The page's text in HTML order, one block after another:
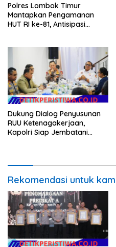
Polres Lombok Timur
Mantapkan Pengamanan
HUT RI ke-81, Antisipasi
Dukung Dialog Penyusunan
RUU Ketenagakerjaan,
Kapolri Siap Jembatani
Rekomendasi untuk